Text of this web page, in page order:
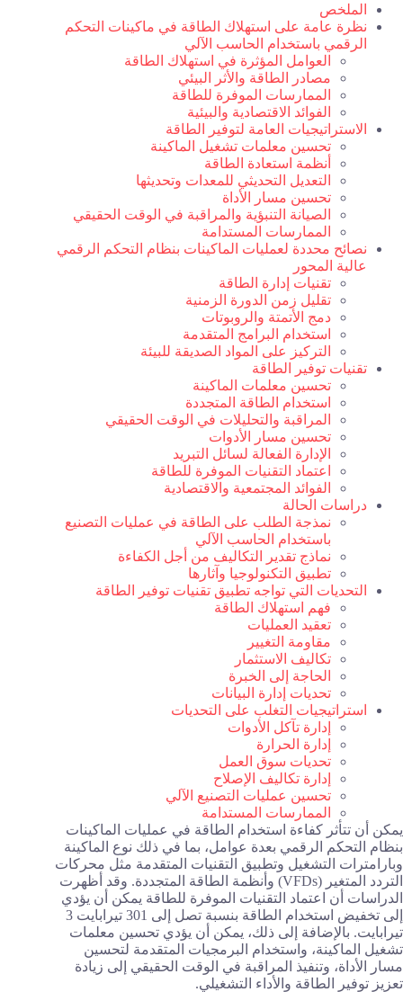
الملخص
نظرة عامة على استهلاك الطاقة في ماكينات التحكم
الرقمي باستخدام الحاسب الآلي
العوامل المؤثرة في استهلاك الطاقة
مصادر الطاقة والأثر البيئي
الممارسات الموفرة للطاقة
الفوائد الاقتصادية والبيئية
الاستراتيجيات العامة لتوفير الطاقة
تحسين معلمات تشغيل الماكينة
أنظمة استعادة الطاقة
التعديل التحديثي للمعدات وتحديثها
تحسين مسار الأداة
الصيانة التنبؤية والمراقبة في الوقت الحقيقي
الممارسات المستدامة
نصائح محددة لعمليات الماكينات بنظام التحكم الرقمي
عالية المحور
تقنيات إدارة الطاقة
تقليل زمن الدورة الزمنية
دمج الأتمتة والروبوتات
استخدام البرامج المتقدمة
التركيز على المواد الصديقة للبيئة
تقنيات توفير الطاقة
تحسين معلمات الماكينة
استخدام الطاقة المتجددة
المراقبة والتحليلات في الوقت الحقيقي
تحسين مسار الأدوات
الإدارة الفعالة لسائل التبريد
اعتماد التقنيات الموفرة للطاقة
الفوائد المجتمعية والاقتصادية
دراسات الحالة
نمذجة الطلب على الطاقة في عمليات التصنيع
باستخدام الحاسب الآلي
نماذج تقدير التكاليف من أجل الكفاءة
تطبيق التكنولوجيا وآثارها
التحديات التي تواجه تطبيق تقنيات توفير الطاقة
فهم استهلاك الطاقة
تعقيد العمليات
مقاومة التغيير
تكاليف الاستثمار
الحاجة إلى الخبرة
تحديات إدارة البيانات
استراتيجيات التغلب على التحديات
إدارة تآكل الأدوات
إدارة الحرارة
تحديات سوق العمل
إدارة تكاليف الإصلاح
تحسين عمليات التصنيع الآلي
الممارسات المستدامة
يمكن أن تتأثر كفاءة استخدام الطاقة في عمليات الماكينات
بنظام التحكم الرقمي بعدة عوامل، بما في ذلك نوع الماكينة
وبارامترات التشغيل وتطبيق التقنيات المتقدمة مثل محركات
التردد المتغير (VFDs) وأنظمة الطاقة المتجددة. وقد أظهرت
الدراسات أن اعتماد التقنيات الموفرة للطاقة يمكن أن يؤدي
إلى تخفيض استخدام الطاقة بنسبة تصل إلى 301 تيرابايت 3
تيرابايت. بالإضافة إلى ذلك، يمكن أن يؤدي تحسين معلمات
تشغيل الماكينة، واستخدام البرمجيات المتقدمة لتحسين
مسار الأداة، وتنفيذ المراقبة في الوقت الحقيقي إلى زيادة
تعزيز توفير الطاقة والأداء التشغيلي.